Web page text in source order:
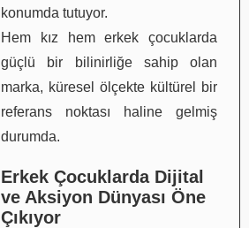
konumda tutuyor.
Hem kız hem erkek çocuklarda
güçlü bir bilinirliğe sahip olan
marka, küresel ölçekte kültürel bir
referans noktası haline gelmiş
durumda.
Erkek Çocuklarda Dijital
ve Aksiyon Dünyası Öne
Çıkıyor